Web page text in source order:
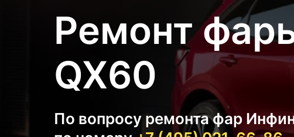
Ремонт
QX60
По вопросу ремонта фар